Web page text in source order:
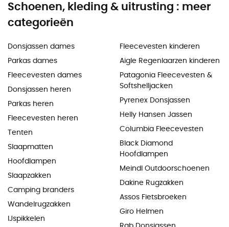
Schoenen, kleding & uitrusting : meer
categorieën
Donsjassen dames
Parkas dames
Fleecevesten dames
Donsjassen heren
Parkas heren
Fleecevesten heren
Tenten
Slaapmatten
Hoofdlampen
Slaapzakken
Camping branders
Wandelrugzakken
IJspikkelen
Fleecevesten kinderen
Aigle Regenlaarzen kinderen
Patagonia Fleecevesten &
Softshelljacken
Pyrenex Donsjassen
Helly Hansen Jassen
Columbia Fleecevesten
Black Diamond
Hoofdlampen
Meindl Outdoorschoenen
Dakine Rugzakken
Assos Fietsbroeken
Giro Helmen